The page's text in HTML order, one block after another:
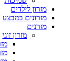
מזרון לילדים
מזרונים במבצע
מזרנים
מזרון זוגי